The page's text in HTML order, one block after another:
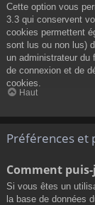
Cette option vous
3.3 qui conservent
cookies permettent
sont lus ou non lus)
un administrateur du
de connexion et de
cookies.
Haut
Préférences et
Comment
Si vous êtes un
la base de données